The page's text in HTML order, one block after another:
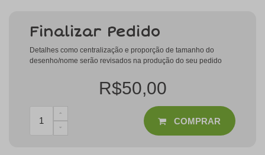
Finalizar Pedido
Detalhes como centralização e proporção de tamanho do
desenho/nome serão revisados na produção do seu pedido
R$50,00
COMPRAR